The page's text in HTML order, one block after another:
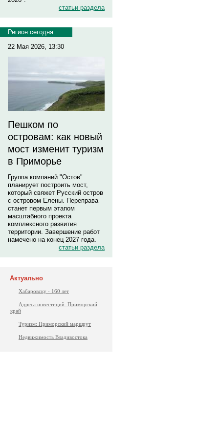
статьи раздела
Регион сегодня
22 Мая 2026, 13:30
Пешком по
островам: как новый
мост изменит туризм
в Приморье
Группа компаний "Остов"
планирует построить мост,
который свяжет Русский остров
с островом Елены. Переправа
станет первым этапом
масштабного проекта
комплексного развития
территории. Завершение работ
намечено на конец 2027 года.
статьи раздела
Актуально
Хабаровску - 160 лет
Адреса инвестиций. Приморский
край
Туризм: Приморский маршрут
Недвижимость Владивостока